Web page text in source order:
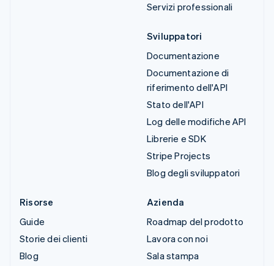
Servizi professionali
Sviluppatori
Documentazione
Documentazione di
riferimento dell'API
Stato dell'API
Log delle modifiche API
Librerie e SDK
Stripe Projects
Blog degli sviluppatori
Risorse
Guide
Storie dei clienti
Blog
Azienda
Roadmap del prodotto
Lavora con noi
Sala stampa